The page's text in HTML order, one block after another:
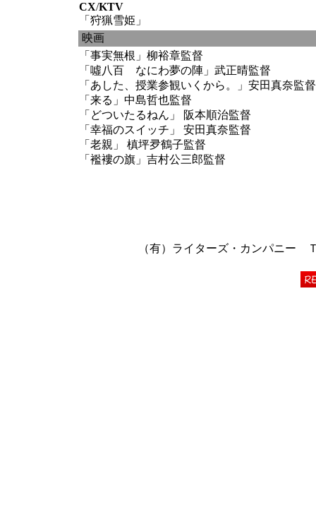
CX/KTV
「狩猟雪姫」
映画
「事実無根」柳裕章監督
「噓八百 なにわ夢の陣」武正晴監督
「あした、授業参観いくから。」安田真奈監督
「来る」中島哲也監督
「どついたるねん」 阪本順治監督
「幸福のスイッチ」 安田真奈監督
「老親」 槙坪夛鶴子監督
「襤褸の旗」吉村公三郎監督
（有）ライターズ・カンパニ